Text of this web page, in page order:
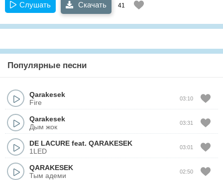
Слушать Скачать 41
Популярные песни
Qarakesek
Fire
03:10
Qarakesek
Дым жок
03:31
DE LACURE feat. QARAKESEK
1LED
03:01
QARAKESEK
Тым адеми
02:50